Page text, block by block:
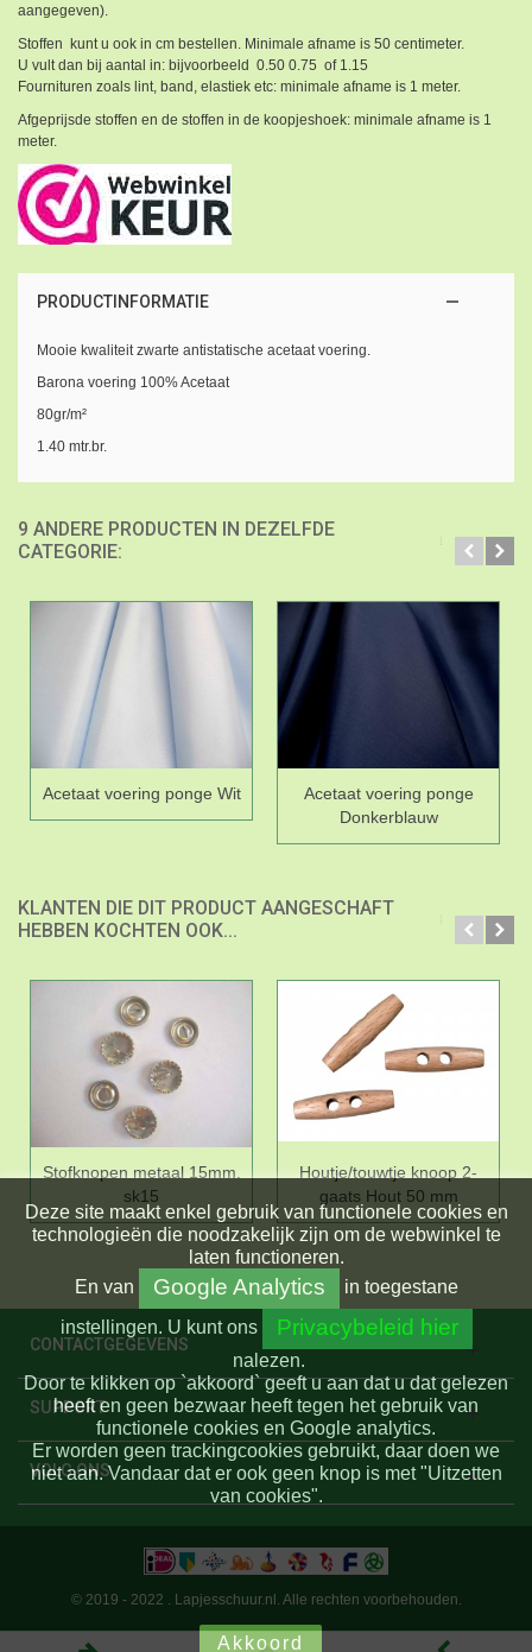
aangegeven).
Stoffen kunt u ook in cm bestellen. Minimale afname is 50 centimeter.
U vult dan bij aantal in: bijvoorbeeld 0.50 0.75 of 1.15
Fournituren zoals lint, band, elastiek etc: minimale afname is 1 meter.
Afgeprijsde stoffen en de stoffen in de koopjeshoek: minimale afname is 1
meter.
PRODUCTINFORMATIE
Mooie kwaliteit zwarte antistatische acetaat voering.
Barona voering 100% Acetaat
80gr/m²
1.40 mtr.br.
9 ANDERE PRODUCTEN IN DEZELFDE
CATEGORIE:
Acetaat voering ponge Wit
Acetaat voering ponge
Donkerblauw
KLANTEN DIE DIT PRODUCT AANGESCHAFT
HEBBEN KOCHTEN OOK...
Stofknopen metaal 15mm.
sk15
Houtje/touwtje knoop 2-
gaats Hout 50 mm
CONTACTGEGEVENS
SUPPORT
VOLG ONS
Deze site maakt enkel gebruik van functionele cookies en
technologieën die noodzakelijk zijn om de webwinkel te
laten functioneren.
En van Google Analytics
in toegestane
instellingen. U kunt ons Privacybeleid hier
nalezen.
Door te klikken op `akkoord` geeft u aan dat u dat gelezen
heeft en geen bezwaar heeft tegen het gebruik van
functionele cookies en Google analytics.
Er worden geen trackingcookies gebruikt, daar doen we
niet aan. Vandaar dat er ook geen knop is met "Uitzetten
van cookies".
Akkoord
© 2019 - 2022 . Lapjesschuur.nl. Alle rechten voorbehouden.